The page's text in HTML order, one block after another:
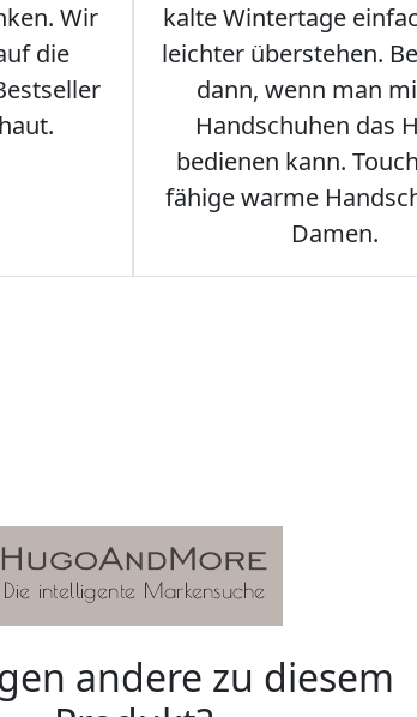
Wir
die
kalte Wintertage
leichter überstehen.
dann, wenn man
Handschuhen das
bedienen kann.
fähige warme
Damen.
andere zu diesem